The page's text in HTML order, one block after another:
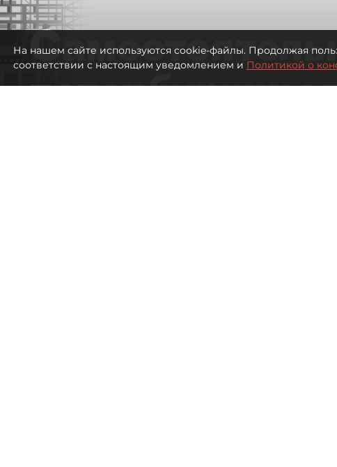
петербуржцы
На нашем сайте используются cookie-файлы. Продолжая
соответствии с настоящим уведомлением и Политикой о